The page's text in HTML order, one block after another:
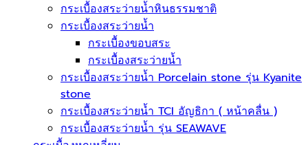
กระเบื้องสระว่ายน้ำหินธรรมชาติ
กระเบื้องสระว่ายนํ้า
กระเบื้องขอบสระ
กระเบื้องสระว่ายนํ้า
กระเบื้องสระว่ายนํ้า Porcelain stone รุ่น Kyanite
stone
กระเบื้องสระว่ายนํ้า TCI อัญธิกา ( หน้าคลื่น )
กระเบื้องสระว่ายนํ้า รุ่น SEAWAVE